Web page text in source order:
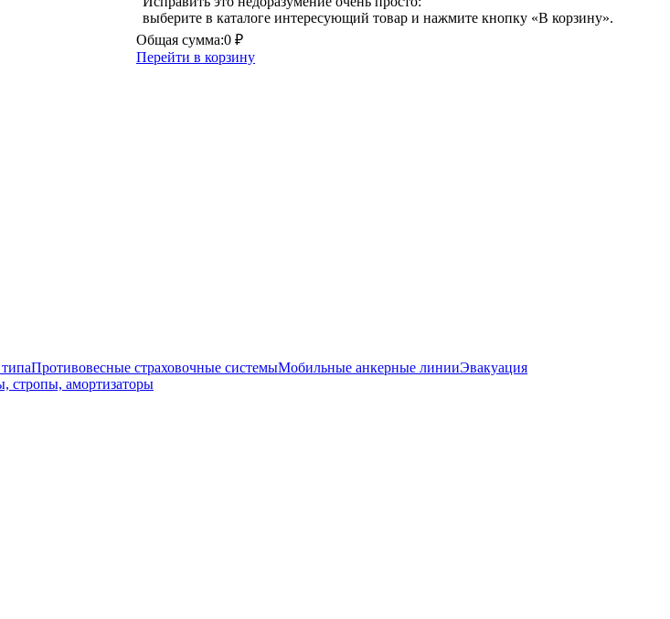
выберите в каталоге интересующий товар и нажмите кнопку «В корзину».
Общая сумма:0 ₽
Перейти в корзину
Противовесные страховочные системыМобильные анкерные линииЭвакуация
стропы, амортизаторы